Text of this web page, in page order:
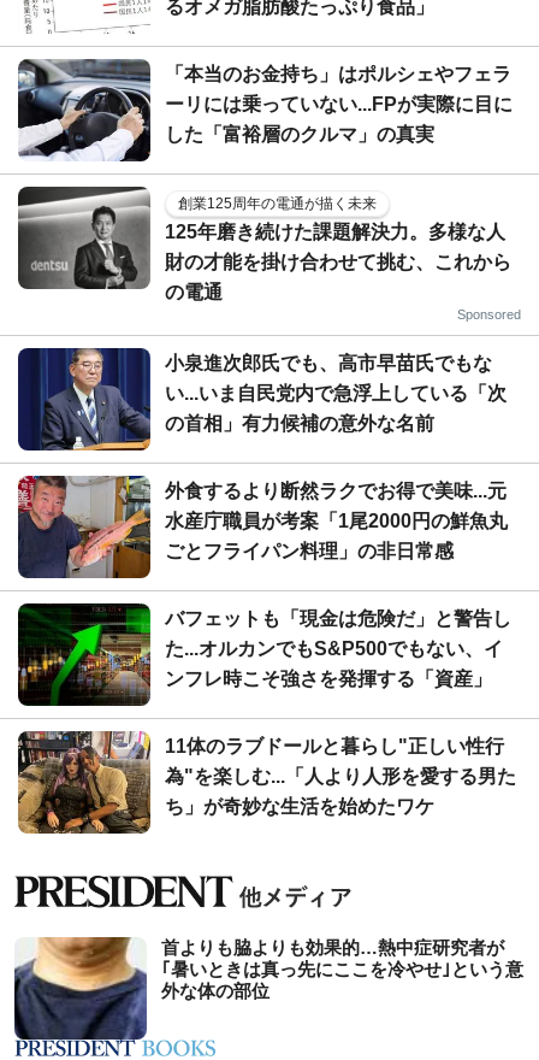
るオメガ脂肪酸たっぷり食品」
「本当のお金持ち」はポルシェやフェラ
ーリには乗っていない...FPが実際に目に
した「富裕層のクルマ」の真実
創業125周年の電通が描く未来
125年磨き続けた課題解決力。多様な人
財の才能を掛け合わせて挑む、これから
の電通
Sponsored
小泉進次郎氏でも、高市早苗氏でもな
い...いま自民党内で急浮上している「次
の首相」有力候補の意外な名前
外食するより断然ラクでお得で美味...元
水産庁職員が考案「1尾2000円の鮮魚丸
ごとフライパン料理」の非日常感
バフェットも「現金は危険だ」と警告し
た...オルカンでもS&P500でもない、イ
ンフレ時こそ強さを発揮する「資産」
11体のラブドールと暮らし"正しい性行
為"を楽しむ...「人より人形を愛する男た
ち」が奇妙な生活を始めたワケ
首よりも脇よりも効果的…熱中症研究者が
｢暑いときは真っ先にここを冷やせ｣という意
外な体の部位